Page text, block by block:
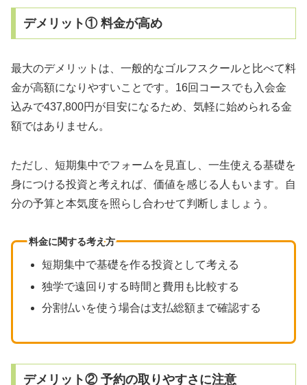
デメリット① 料金が高め
最大のデメリットは、一般的なゴルフスクールと比べて料
金が高額になりやすいことです。16回コースでも入会金
込みで437,800円が目安になるため、気軽に始められる金
額ではありません。
ただし、短期集中でフォームを見直し、一生使える基礎を
身につける投資と考えれば、価値を感じる人もいます。自
分の予算と本気度を照らし合わせて判断しましょう。
料金に関する考え方
短期集中で基礎を作る投資として考える
独学で遠回りする時間と費用も比較する
分割払いを使う場合は支払総額まで確認する
デメリット② 予約の取りやすさに注意